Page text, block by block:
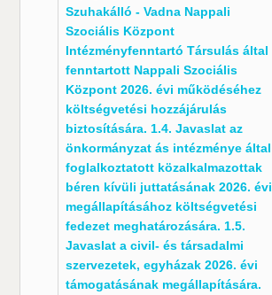
Szuhakálló - Vadna Nappali
Szociális Központ
Intézményfenntartó Társulás által
fenntartott Nappali Szociális
Központ 2026. évi működéséhez
költségvetési hozzájárulás
biztosítására. 1.4. Javaslat az
önkormányzat ás intézménye által
foglalkoztatott közalkalmazottak
béren kívüli juttatásának 2026. évi
megállapításához költségvetési
fedezet meghatározására. 1.5.
Javaslat a civil- és társadalmi
szervezetek, egyházak 2026. évi
támogatásának megállapítására.